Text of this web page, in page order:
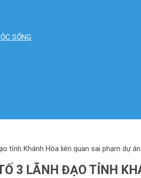
SỐNG
tỉnh Khánh Hòa liên quan sai phạm dự
3 LÃNH ĐẠO TỈNH